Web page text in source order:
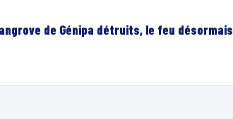
de Génipa détruits, le feu désormais